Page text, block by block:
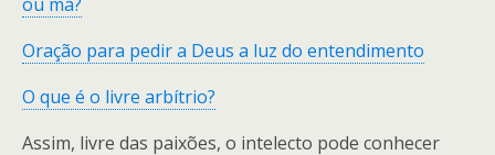
Oração para pedir a Deus a luz do entendimento
O que é o livre arbítrio?
Assim, livre das paixões, o intelecto pode conhecer